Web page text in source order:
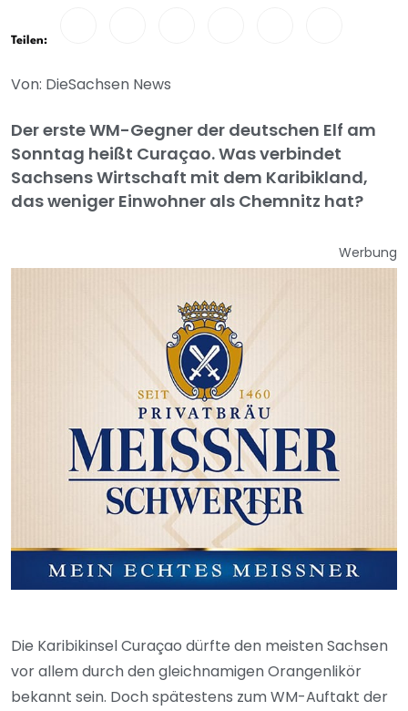
Teilen:
Von: DieSachsen News
Der erste WM-Gegner der deutschen Elf am
Sonntag heißt Curaçao. Was verbindet
Sachsens Wirtschaft mit dem Karibikland,
das weniger Einwohner als Chemnitz hat?
Werbung
Die Karibikinsel Curaçao dürfte den meisten Sachsen
vor allem durch den gleichnamigen Orangenlikör
bekannt sein. Doch spätestens zum WM-Auftakt der